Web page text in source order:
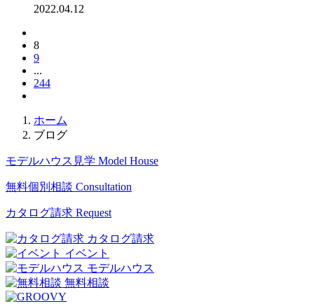
2022.04.12
8
9
...
244
ホーム
ブログ
モデルハウス見学 Model House
無料個別相談 Consultation
カタログ請求 Request
カタログ請求
イベント
モデルハウス
無料相談